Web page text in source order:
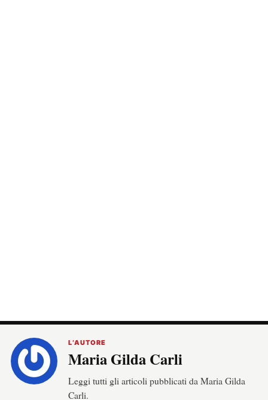
L’AUTORE
Maria Gilda Carli
Leggi tutti gli articoli pubblicati da Maria Gilda
Carli.